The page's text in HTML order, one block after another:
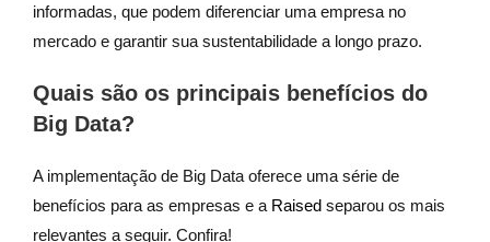
informadas, que podem diferenciar uma empresa no
mercado e garantir sua sustentabilidade a longo prazo.
Quais são os principais benefícios do
Big Data?
A implementação de Big Data oferece uma série de
benefícios para as empresas e a Raised separou os mais
relevantes a seguir. Confira!